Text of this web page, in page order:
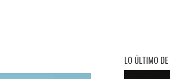
LO ÚLTIMO DE